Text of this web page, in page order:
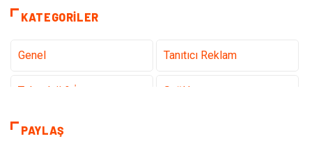
KATEGORILER
Genel Tanıtıcı Reklam
Teknoloji & İnternet Sağlık
Hizmet
PAYLAŞ